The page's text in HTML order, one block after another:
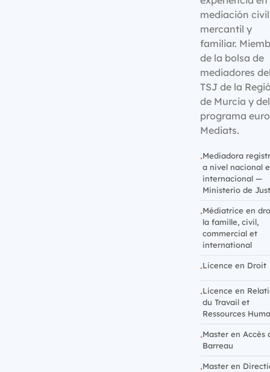
mediación
mercantil y
familiar.
de la bolsa de
mediadores
TSJ de la
de Murcia y del
programa
Mediats.
Mediadora
a nivel nacional e
internacional —
Ministerio de
Médiatrice en
la famille, civil,
commercial et
international
Licence en Droit
Licence en
du Travail et
Ressources
Master en Accès
Barreau
Master en